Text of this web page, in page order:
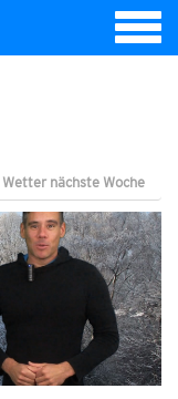
nächste Woche